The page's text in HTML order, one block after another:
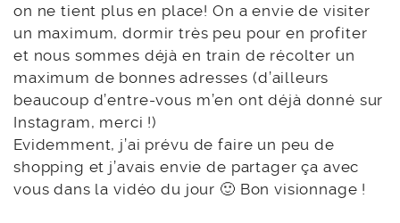
on ne tient plus en place! On a envie de visiter
un maximum, dormir très peu pour en profiter
et nous sommes déjà en train de récolter un
maximum de bonnes adresses (d’ailleurs
beaucoup d’entre-vous m’en ont déjà donné sur
Instagram, merci !)
Evidemment, j’ai prévu de faire un peu de
shopping et j’avais envie de partager ça avec
vous dans la vidéo du jour 🙂 Bon visionnage !